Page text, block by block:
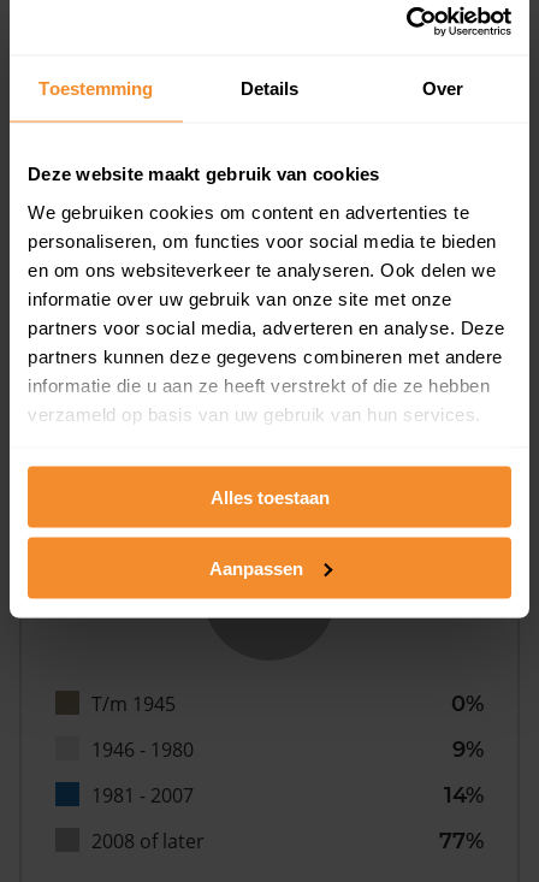
Toestemming Details Over
Deze website maakt gebruik van cookies
We gebruiken cookies om content en advertenties te
personaliseren, om functies voor social media te bieden
en om ons websiteverkeer te analyseren. Ook delen we
informatie over uw gebruik van onze site met onze
partners voor social media, adverteren en analyse. Deze
partners kunnen deze gegevens combineren met andere
informatie die u aan ze heeft verstrekt of die ze hebben
verzameld op basis van uw gebruik van hun services.
Alles toestaan
Aanpassen
Appartementen
94%
Bouwjaar
T/m 1945
0%
1946 - 1980
9%
1981 - 2007
14%
2008 of later
77%